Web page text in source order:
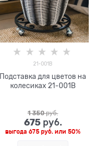
21-001B
Подставка для цветов на
колесиках 21-001B
1 350 руб.
675 руб.
выгода 675 руб. или 50%